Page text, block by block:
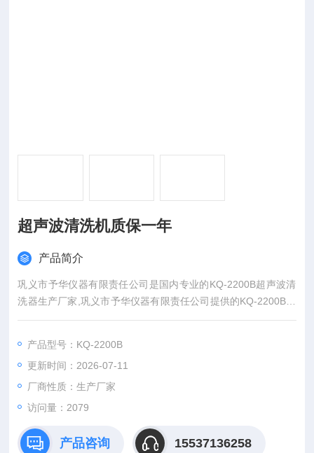
超声波清洗机质保一年
产品简介
巩义市予华仪器有限责任公司是国内专业的KQ-2200B超声波清
洗器生产厂家,巩义市予华仪器有限责任公司提供的KQ-2200B超
声波清洗器不仅具有国内外的技术水平,更有良好的售后服务和优
产品型号：KQ-2200B
更新时间：2026-07-11
厂商性质：生产厂家
访问量：2079
产品咨询 15537136258